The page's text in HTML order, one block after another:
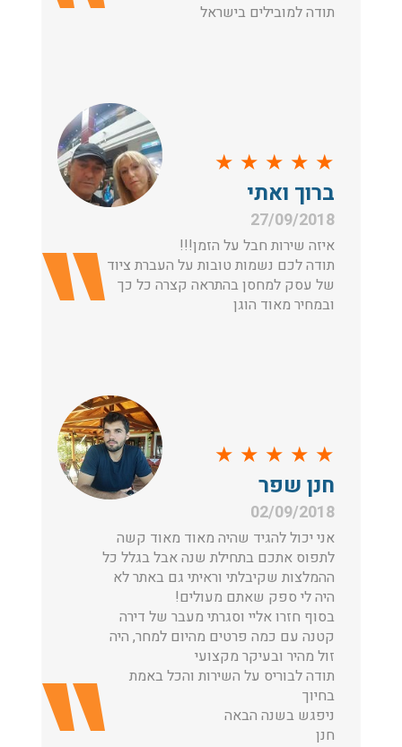
תודה למובילים בישראל
★
★
★
★
★
ברוך ואתי
27/09/2018
איזה שירות חבל על הזמן!!!
תודה לכם נשמות טובות על העברת ציוד
של עסק למחסן בהתראה קצרה כל כך
ובמחיר מאוד הוגן
★
★
★
★
★
חנן שפר
02/09/2018
אני יכול להגיד שהיה מאוד מאוד קשה
לתפוס אתכם בתחילת שנה אבל בגלל כל
ההמלצות שקיבלתי וראיתי גם באתר לא
היה לי ספק שאתם מעולים!
בסוף חזרו אליי וסגרתי מעבר של דירה
קטנה עם כמה פרטים מהיום למחר, היה
זול מהיר ובעיקר מקצועי
תודה לבוריס על השירות והכל באמת
בחיוך
ניפגש בשנה הבאה
חנן